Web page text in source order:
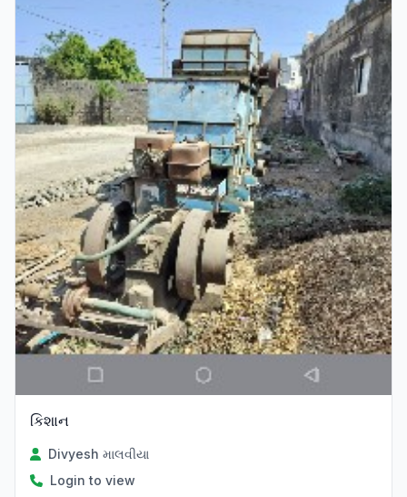
કિશાન
Divyesh માલવીયા
Login to view